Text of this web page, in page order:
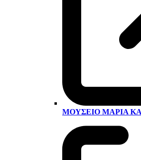
ΜΟΥΣΕΊΟ ΜΑΡΊΑ